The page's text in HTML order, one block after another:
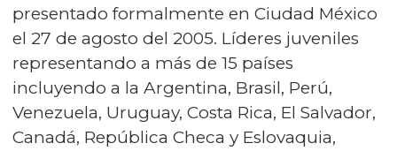
presentado formalmente en Ciudad México
el 27 de agosto del 2005. Líderes juveniles
representando a más de 15 países
incluyendo a la Argentina, Brasil, Perú,
Venezuela, Uruguay, Costa Rica, El Salvador,
Canadá, República Checa y Eslovaquia,